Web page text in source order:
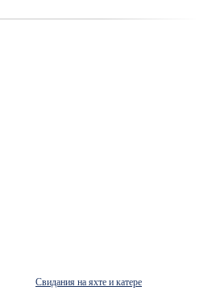
Свидания на яхте и катере